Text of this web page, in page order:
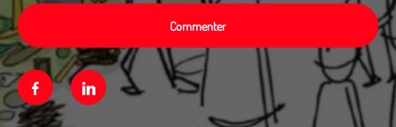
Commenter
FacebookLinkedin